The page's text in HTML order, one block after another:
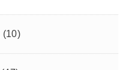
(10)